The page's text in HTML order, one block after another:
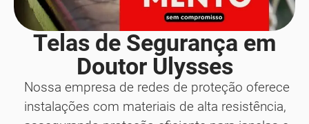
Telas de Segurança em
Doutor Ulysses
Nossa empresa de redes de proteção oferece
instalações com materiais de alta resistência,